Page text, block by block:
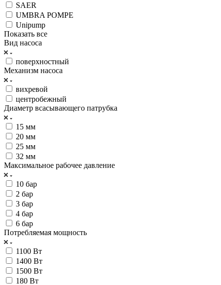
SAER
UMBRA POMPE
Unipump
Показать все
Вид насоса
поверхностный
Механизм насоса
вихревой
центробежный
Диаметр всасывающего патрубка
15 мм
20 мм
25 мм
32 мм
Максимальное рабочее давление
10 бар
2 бар
3 бар
4 бар
6 бар
Потребляемая мощность
1100 Вт
1400 Вт
1500 Вт
180 Вт